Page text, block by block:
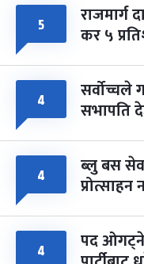
५ राजमार्ग
कर ५
४ सभापति
४ ब्लु बस
प्रोत्साहन
४ पद ओगट्ने